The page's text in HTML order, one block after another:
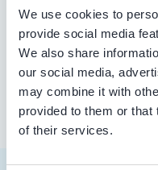
We use cookies to
provide social media
We also share
our social media,
may combine it with
provided to them or that
of their services.
Meer informatie
Praktijk